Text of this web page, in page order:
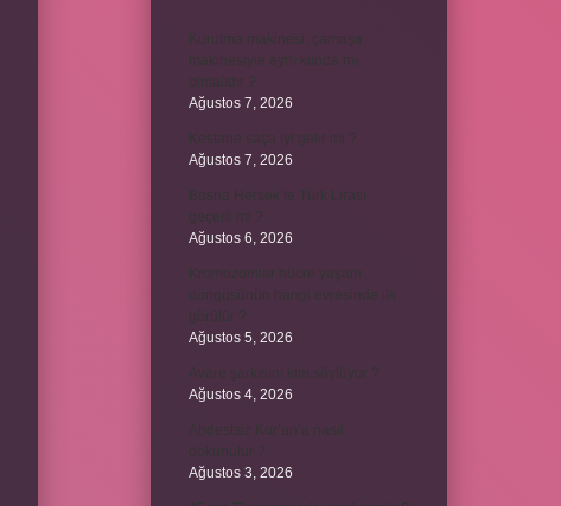
Kurutma makinesi, çamaşır
makinesiyle aynı kiloda mı
olmalıdır ?
Ağustos 7, 2026
Kestane saça iyi gelir mi ?
Ağustos 7, 2026
Bosna Hersek’te Türk Lirası
Ağustos 6, 2026
Ağustos 5, 2026
Ağustos 4, 2026
Abdestsiz Kur’an’a nasıl
Ağustos 3, 2026